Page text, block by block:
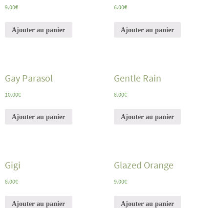
9.00€
Ajouter au panier
6.00€
Ajouter au panier
Gay Parasol
10.00€
Ajouter au panier
Gentle Rain
8.00€
Ajouter au panier
Gigi
8.00€
Ajouter au panier
Glazed Orange
9.00€
Ajouter au panier